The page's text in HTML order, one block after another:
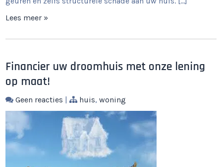
Lees meer »
Financier uw droomhuis met onze lening
op maat!
Geen reacties | huis,woning